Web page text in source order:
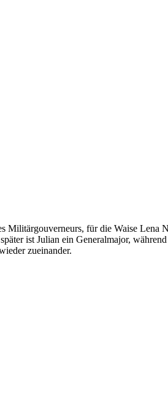
für die Waise Lena
ist Julian ein Generalmajor,
zueinander.